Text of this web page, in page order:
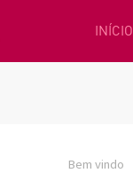
INÍCIO
Bem vindo